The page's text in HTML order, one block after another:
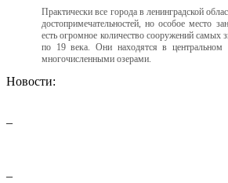
Практически все города в ленинградской
достопримечательностей, но особое место
есть огромное количество сооружений самых
по 19 века. Они находятся в центральном
многочисленными озерами.
Новости:
–
–